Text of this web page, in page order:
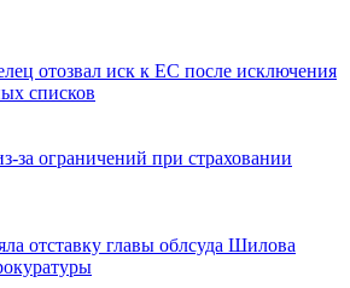
отозвал иск к ЕС после исключения
списков
за ограничений при страховании
отставку главы облсуда Шилова